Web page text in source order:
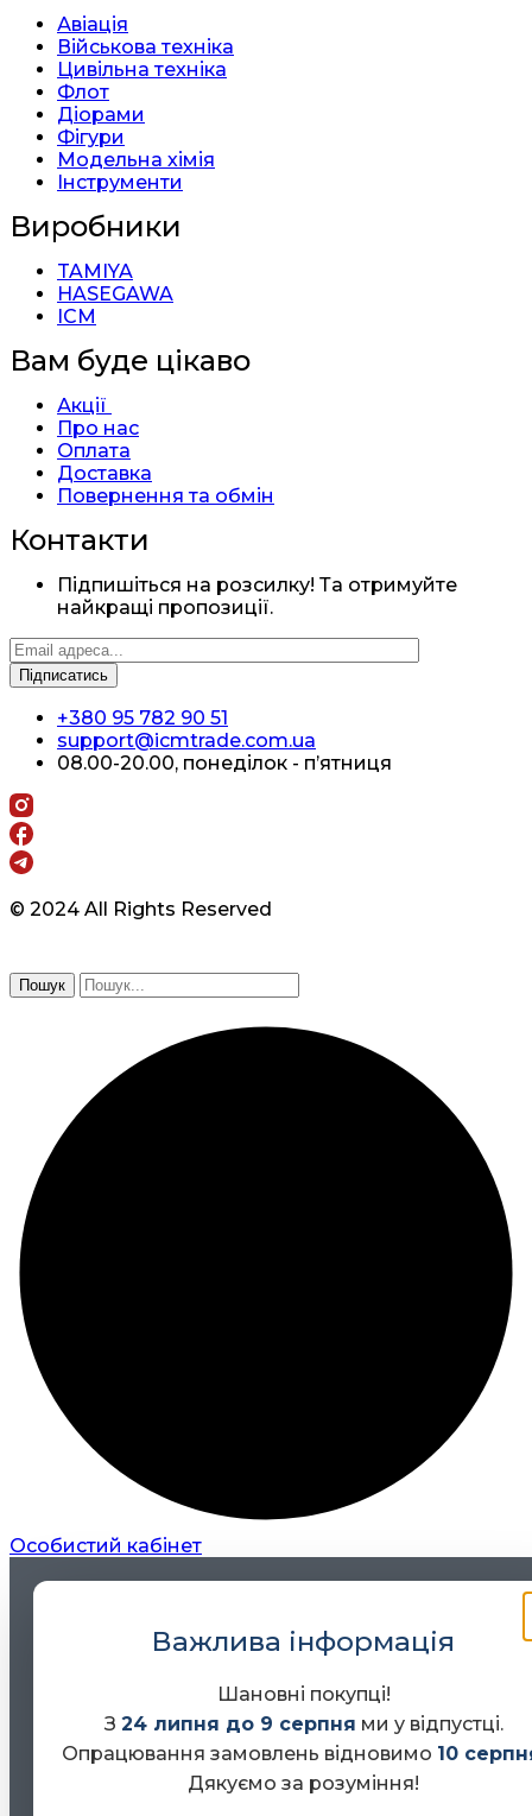
Авіація
Військова техніка
Цивільна техніка
Флот
Діорами
Фігури
Модельна хімія
Інструменти
Виробники
TAMIYA
HASEGAWA
ICM
Вам буде цікаво
Акції
Про нас
Оплата
Доставка
Повернення та обмін
Контакти
Підпишіться на розсилку! Та отримуйте
найкращі пропозиції.
+380 95 782 90 51
support@icmtrade.com.ua
08.00-20.00, понеділок - п’ятниця
© 2024 All Rights Reserved
Пошук
Особистий кабінет
Важлива інформація
Шановні покупці!
З 24 липня до 9 серпня ми у відпустці.
Опрацювання замовлень відновимо 10
Дякуємо за розуміння!